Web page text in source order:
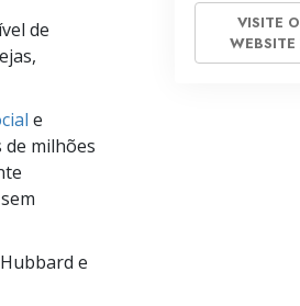
A Tecnologia de Estudo
de
e
milhões
e
VISITE O
WEBSITE